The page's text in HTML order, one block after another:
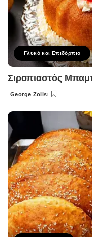
Γλυκό και Επιδόρπιο
Σιροπιαστός
Posted
George Zolis